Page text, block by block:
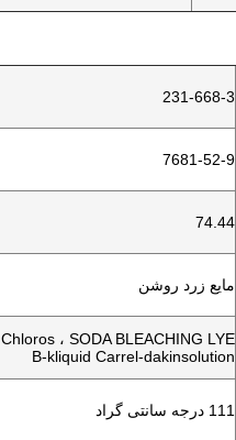
231-668-3
7681-52-9
74.44
مایع زرد روشن
Chloros ، SODA BLEACHING LYE
B-kliquid Carrel-dakinsolution
111 درجه سانتی گراد